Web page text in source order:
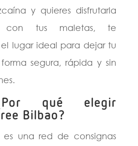
y quieres disfrutarla
con tus maletas, te
lugar ideal para dejar tu
segura, rápida y sin
qué elegir
Bilbao?
es una red de consignas